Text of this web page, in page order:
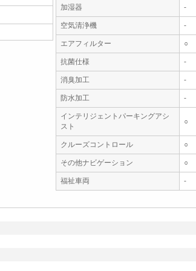
加湿器 -
空気清浄機 -
エアフィルター ○
抗菌仕様 -
消臭加工 -
防水加工 -
インテリジェントパーキングアシ
スト
○
クルーズコントロール ○
その他ナビゲーション ○
福祉車両
-